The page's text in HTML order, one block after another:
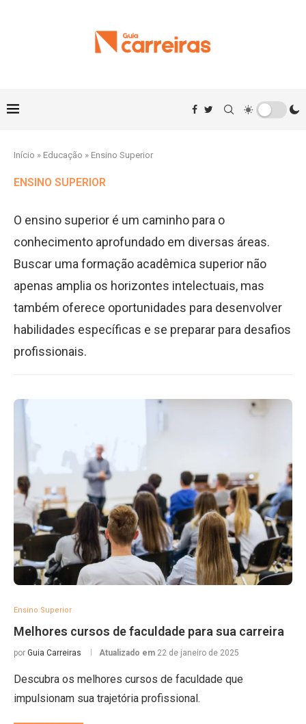
Início » Educação » Ensino Superior
ENSINO SUPERIOR
O ensino superior é um caminho para o
conhecimento aprofundado em diversas áreas.
Buscar uma formação acadêmica superior não
apenas amplia os horizontes intelectuais, mas
também oferece oportunidades para desenvolver
habilidades específicas e se preparar para desafios
profissionais.
Ensino Superior
Melhores cursos de faculdade para sua carreira
por Guia Carreiras Atualizado em 22 de janeiro de 2025
Descubra os melhores cursos de faculdade que
impulsionam sua trajetória profissional.